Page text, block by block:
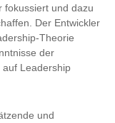
fokussiert und dazu
Der Entwickler
Theorie
der
Leadership
und